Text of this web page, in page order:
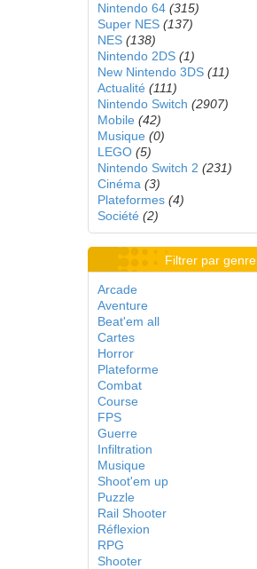
Nintendo 64 (315)
Super NES (137)
NES (138)
Nintendo 2DS (1)
New Nintendo 3DS (11)
Actualité (111)
Nintendo Switch (2907)
Mobile (42)
Musique (0)
LEGO (5)
Nintendo Switch 2 (231)
Cinéma (3)
Plateformes (4)
Société (2)
Filtrer par genre
Arcade
Aventure
Beat'em all
Cartes
Horror
Plateforme
Combat
Course
FPS
Guerre
Infiltration
Musique
Shoot'em up
Puzzle
Rail Shooter
Réflexion
RPG
Shooter